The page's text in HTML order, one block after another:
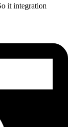
it integration